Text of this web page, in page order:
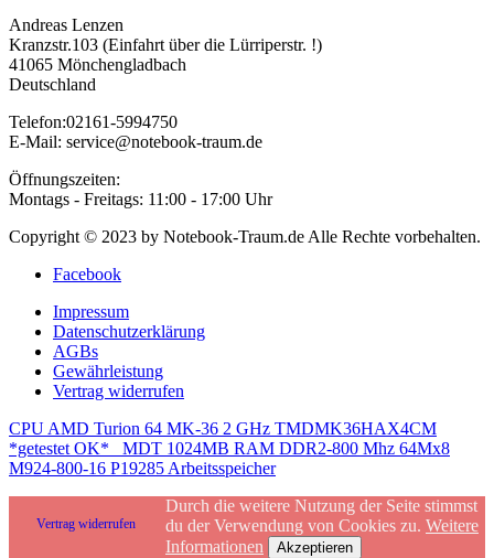
Andreas Lenzen
Kranzstr.103 (Einfahrt über die Lürriperstr. !)
41065 Mönchengladbach
Deutschland
Telefon:02161-5994750
E-Mail: service@notebook-traum.de
Öffnungszeiten:
Montags - Freitags: 11:00 - 17:00 Uhr
Copyright © 2023 by Notebook-Traum.de Alle Rechte vorbehalten.
Facebook
Impressum
Datenschutzerklärung
AGBs
Gewährleistung
Vertrag widerrufen
CPU AMD Turion 64 MK-36 2 GHz TMDMK36HAX4CM
*getestet OK*
MDT 1024MB RAM DDR2-800 Mhz 64Mx8
M924-800-16 P19285 Arbeitsspeicher
Vertrag widerrufen
Durch die weitere Nutzung der Seite stimmst
du der Verwendung von Cookies zu. Weitere
Informationen
Akzeptieren